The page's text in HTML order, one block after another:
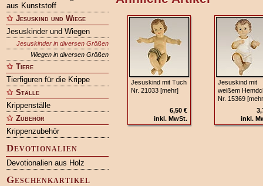
aus Kunststoff
Jesuskind und Wiege
Jesuskinder und Wiegen
Jesuskinder in diversen Größen
Wiegen in diversen Größen
Tiere
Tierfiguren für die Krippe
Ställe
Krippenställe
Zubehör
Krippenzubehör
Devotionalien
Devotionalien aus Holz
Geschenkartikel
Jesuskind mit Tuch
Nr. 21033 [mehr]
6,50 €
inkl. MwSt.
Jesuskind mit
weißem
Nr. 15369
inkl.